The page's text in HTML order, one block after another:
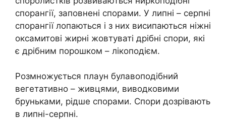
спорангії, заповнені спорами. У липні – серпні
спорангії лопаються і з них висипаються ніжні
оксамитові жирні жовтуваті дрібні спори, які
є дрібним порошком – лікоподієм.
Розмножується плаун булавоподібний
вегетативно – живцями, виводковими
бруньками, рідше спорами. Спори дозрівають
в липні-серпні.